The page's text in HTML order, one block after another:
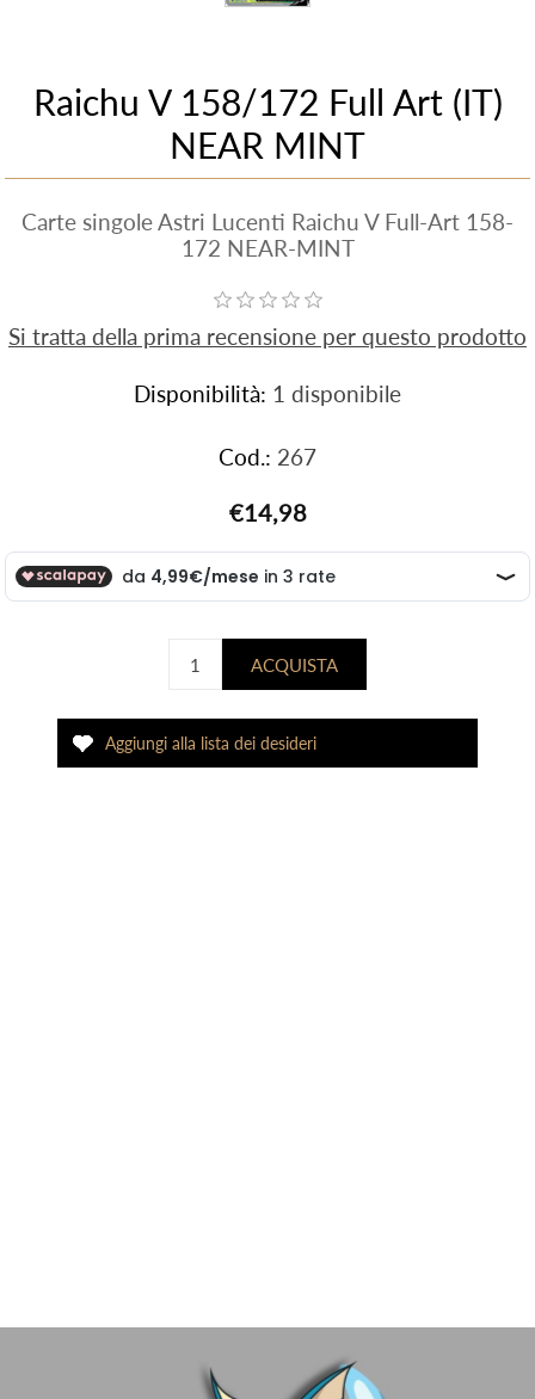
Raichu V 158/172 Full Art (IT)
NEAR MINT
Carte singole Astri Lucenti Raichu V Full-Art 158-
172 NEAR-MINT
Si tratta della prima recensione per questo prodotto
Disponibilità: 1 disponibile
Cod.: 267
€14,98